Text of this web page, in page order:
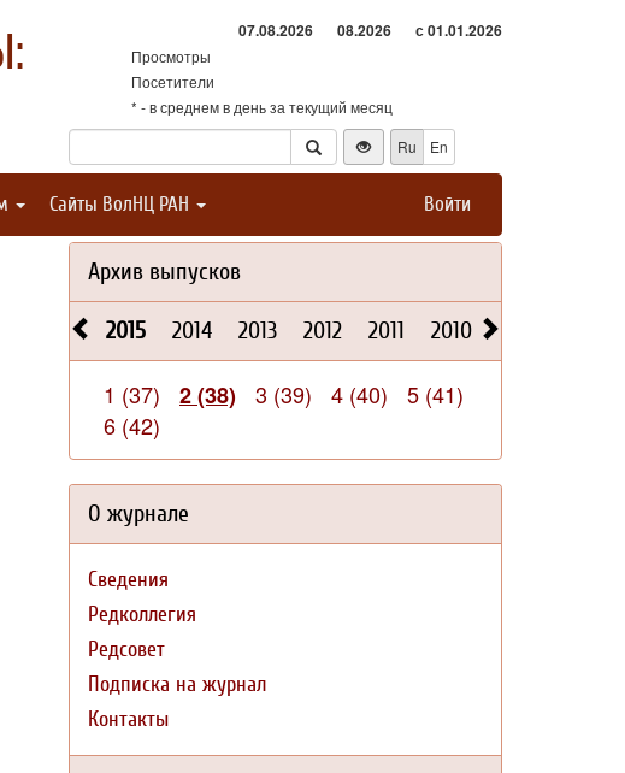
07.08.2026 08.2026 с 01.01.2026
Просмотры
Посетители
* - в среднем в день за текущий месяц
Ru
En
Сайты ВолНЦ РАН Войти
Архив выпусков
2015 2014 2013 2012 2011 2010
1 (37) 2 (38) 3 (39) 4 (40)
5 (41)
6 (42)
О журнале
Сведения
Редколлегия
Редсовет
Подписка на журнал
Контакты